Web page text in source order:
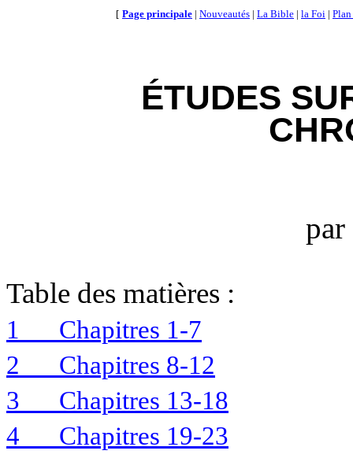
[ Page principale | Nouveautés | La Bible | la Foi | Plan
ÉTUDES
Table des matières :
1
Chapitres 1-7
2
Chapitres 8-12
3
Chapitres 13-18
4
Chapitres 19-23